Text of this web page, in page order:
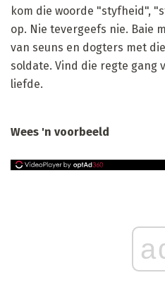
kom die woorde "styfheid",
op. Nie tevergeefs nie. Baie
van seuns en dogters met
soldate. Vind die regte gang
liefde.
Wees 'n voorbeeld